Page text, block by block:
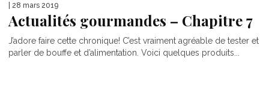
| 28 mars 2019
Actualités gourmandes – Chapitre 7
J’adore faire cette chronique! C’est vraiment agréable de tester et
parler de bouffe et d’alimentation. Voici quelques produits...